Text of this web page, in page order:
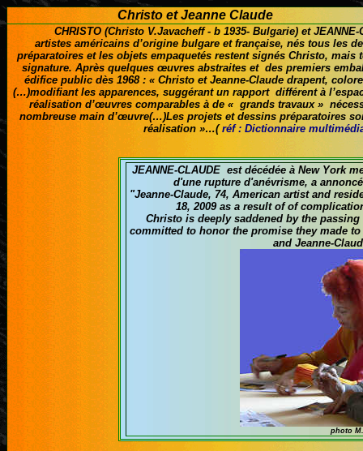
Christo et Jeanne Claude
CHRISTO (Christo V.Javacheff- b 1935- Bulgarie) et
artistes américains d’origine bulgare et française, nés tous les
préparatoires et les objets empaquetés restent signés Christo,
signature. Après quelques œuvres abstraites et des premiers
édifice public dès 1968 : « Christo et Jeanne-Claude drapent,
(…)modifiant les apparences, suggérant un rapport différent à
réalisation d’œuvres comparables à de « grands travaux »
nombreuse main d’œuvre(…)Les projets et dessins préparatoires
réalisation »…(réf : Dictionnaire
JEANNE-CLAUDE est décédée à New York
d'une rupture d'anévrisme, a
"Jeanne-Claude, 74, American artist and
18, 2009 as a result of of
Christo is deeply saddened by the
committed to honor the promise they made
and Jeanne-
photo